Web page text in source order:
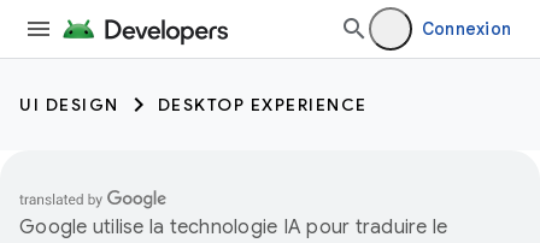
Connexion
UI DESIGN DESKTOP EXPERIENCE
Google utilise la technologie IA pour traduire le